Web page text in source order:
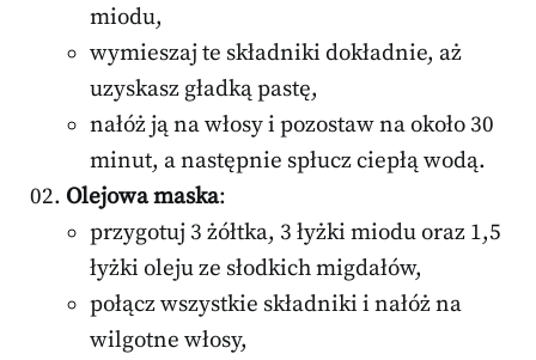
miodu,
wymieszaj te składniki dokładnie, aż
uzyskasz gładką pastę,
nałóż ją na włosy i pozostaw na około 30
minut, a następnie spłucz ciepłą wodą.
Olejowa maska:
przygotuj 3 żółtka, 3 łyżki miodu oraz 1,5
łyżki oleju ze słodkich migdałów,
połącz wszystkie składniki i nałóż na
wilgotne włosy,